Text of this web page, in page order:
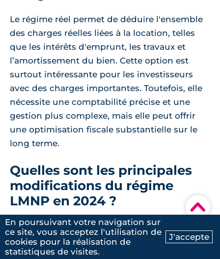
Ma recherche Contactez-nous
▾
Le régime réel permet de déduire l'ensemble
des charges réelles liées à la location, telles
que les intérêts d'emprunt, les travaux et
l’amortissement du bien. Cette option est
surtout intéressante pour les investisseurs
avec des charges importantes. Toutefois, elle
nécessite une comptabilité précise et une
gestion plus complexe, mais elle peut offrir
une optimisation fiscale substantielle sur le
long terme.
Quelles sont les principales
modifications du régime
LMNP en 2024 ?
Depuis avril 2024, le régime LMNP a subi
plusieurs modifications législatives,
notamment concernant le micro-BIC
En poursuivant votre navigation sur
ce site, vous acceptez l'utilisation de
cookies pour la réalisation de
statistiques de visites.
J'accepte